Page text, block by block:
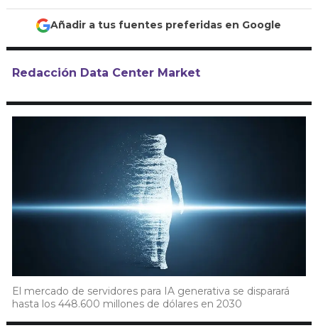
Añadir a tus fuentes preferidas en Google
Redacción Data Center Market
El mercado de servidores para IA generativa se disparará
hasta los 448.600 millones de dólares en 2030